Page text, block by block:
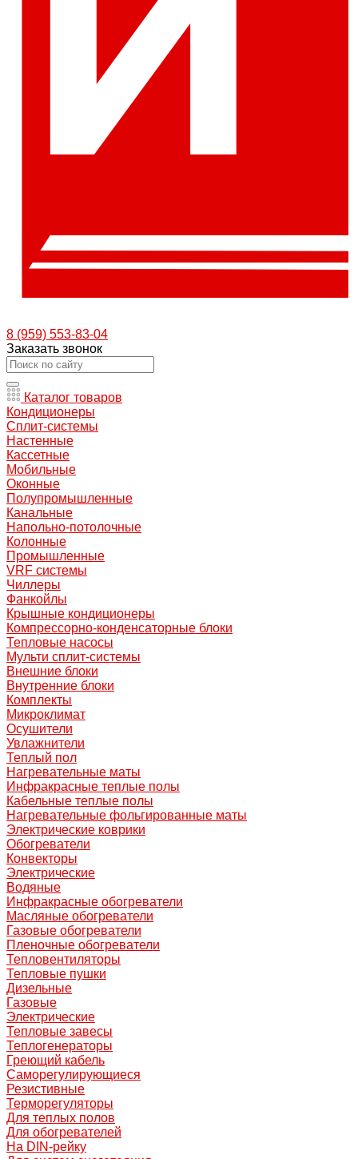
8 (959) 553-83-04
Заказать звонок
Каталог товаров
Кондиционеры
Сплит-системы
Настенные
Кассетные
Мобильные
Оконные
Полупромышленные
Канальные
Напольно-потолочные
Колонные
Промышленные
VRF системы
Чиллеры
Фанкойлы
Крышные кондиционеры
Компрессорно-конденсаторные блоки
Тепловые насосы
Мульти сплит-системы
Внешние блоки
Внутренние блоки
Комплекты
Микроклимат
Осушители
Увлажнители
Теплый пол
Нагревательные маты
Инфракрасные теплые полы
Кабельные теплые полы
Нагревательные фольгированные маты
Электрические коврики
Обогреватели
Конвекторы
Электрические
Водяные
Инфракрасные обогреватели
Масляные обогреватели
Газовые обогреватели
Пленочные обогреватели
Тепловентиляторы
Тепловые пушки
Дизельные
Газовые
Электрические
Тепловые завесы
Теплогенераторы
Греющий кабель
Саморегулирующиеся
Резистивные
Терморегуляторы
Для теплых полов
Для обогревателей
На DIN-рейку